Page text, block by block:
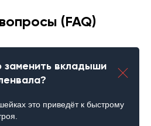
(FAQ)
вкладыши
это приведёт к быстрому